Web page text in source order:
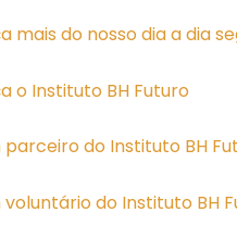
mais do nosso dia a dia
o Instituto BH Futuro
parceiro do Instituto BH
voluntário do Instituto BH